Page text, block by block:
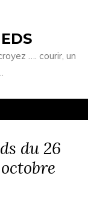
…. courir, un
du 26